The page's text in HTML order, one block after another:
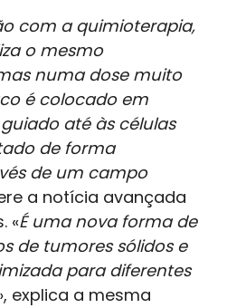
com a quimioterapia,
o mesmo
numa dose muito
é colocado em
até às células
de forma
de um campo
a notícia avançada
«É uma nova forma de
de tumores sólidos e
para diferentes
explica a mesma